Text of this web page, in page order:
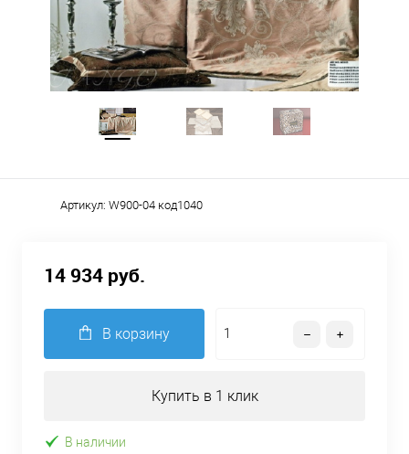
Артикул: W900-04 код1040
14 934 руб.
В корзину
Купить в 1 клик
В наличии